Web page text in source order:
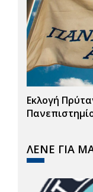
Εκλογή
ΛΕΝΕ ΓΙΑ